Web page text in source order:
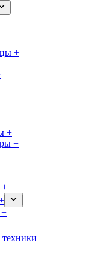
+
+
+
+
техники +